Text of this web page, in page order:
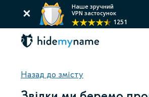
Наше зручний
VPN застосунок
1251
Назад до змісту